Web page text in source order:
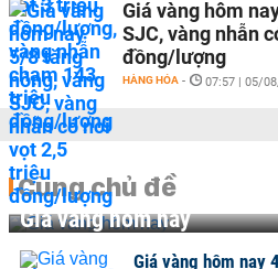
Giá vàng hôm
SJC, vàng nhẫn
đồng/lượng
HÀNG HÓA - 07:57 | 05/
Cùng chủ đề
Giá vàng hôm nay
Giá vàng hôm nay